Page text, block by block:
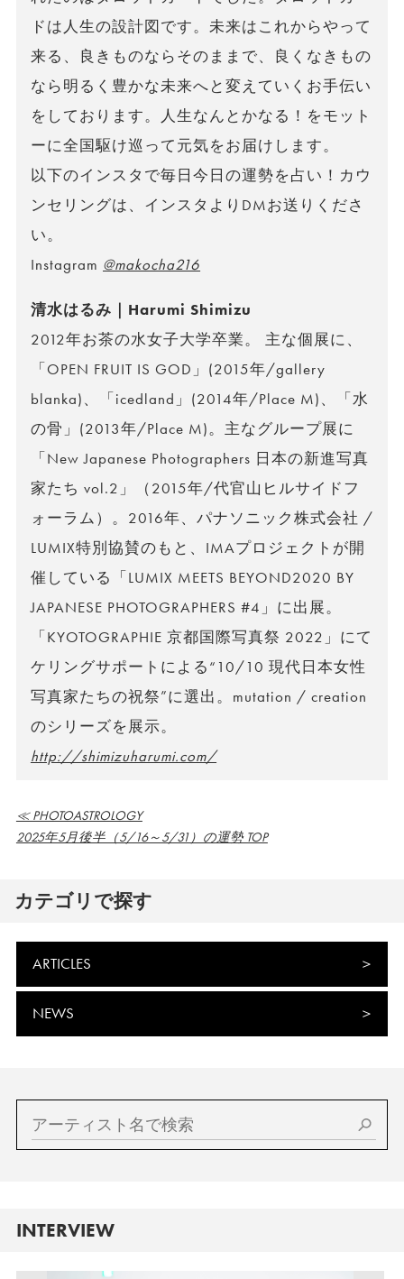
ドは人生の設計図です。未来はこれからやって
来る、良きものならそのままで、良くなきもの
なら明るく豊かな未来へと変えていくお手伝い
をしております。人生なんとかなる！をモット
ーに全国駆け巡って元気をお届けします。
以下のインスタで毎日今日の運勢を占い！カウ
ンセリングは、インスタよりDMお送りくださ
い。
Instagram @makocha216
清水はるみ｜Harumi Shimizu
2012年お茶の水女子大学卒業。 主な個展に、
「OPEN FRUIT IS GOD」(2015年/gallery
blanka)、「icedland」(2014年/Place M)、「水
の骨」(2013年/Place M)。主なグループ展に
「New Japanese Photographers 日本の新進写真
家たち vol.2」（2015年/代官山ヒルサイドフ
ォーラム）。2016年、パナソニック株式会社 /
LUMIX特別協賛のもと、IMAプロジェクトが開
催している「LUMIX MEETS BEYOND2020 BY
JAPANESE PHOTOGRAPHERS #4」に出展。
「KYOTOGRAPHIE 京都国際写真祭 2022」にて
ケリングサポートによる“10/10 現代日本女性
写真家たちの祝祭”に選出。mutation / creation
のシリーズを展示。
http://shimizuharumi.com/
≪ PHOTOASTROLOGY
2025年5月後半（5/16～5/31）の運勢 TOP
カテゴリで探す
ARTICLES
NEWS
INTERVIEW